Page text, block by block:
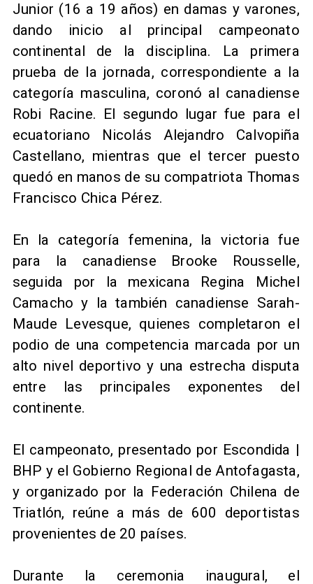
Junior (16 a 19 años) en damas y varones,
dando inicio al principal campeonato
continental de la disciplina. La primera
prueba de la jornada, correspondiente a la
categoría masculina, coronó al canadiense
Robi Racine. El segundo lugar fue para el
ecuatoriano Nicolás Alejandro Calvopiña
Castellano, mientras que el tercer puesto
quedó en manos de su compatriota Thomas
Francisco Chica Pérez.
En la categoría femenina, la victoria fue
para la canadiense Brooke Rousselle,
seguida por la mexicana Regina Michel
Camacho y la también canadiense Sarah-
Maude Levesque, quienes completaron el
podio de una competencia marcada por un
alto nivel deportivo y una estrecha disputa
entre las principales exponentes del
continente.
El campeonato, presentado por Escondida |
BHP y el Gobierno Regional de Antofagasta,
y organizado por la Federación Chilena de
Triatlón, reúne a más de 600 deportistas
provenientes de 20 países.
Durante la ceremonia inaugural, el